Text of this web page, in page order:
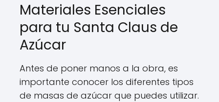
Materiales Esenciales
para tu Santa Claus de
Azúcar
Antes de poner manos a la obra, es
importante conocer los diferentes tipos
de masas de azúcar que puedes utilizar.